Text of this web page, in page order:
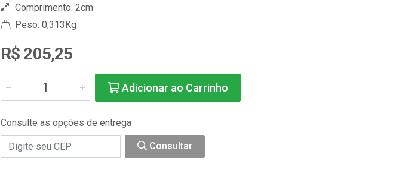
Comprimento: 2cm
Peso: 0,313Kg
R$ 205,25
Adicionar ao Carrinho
Consulte as opções de entrega
Consultar